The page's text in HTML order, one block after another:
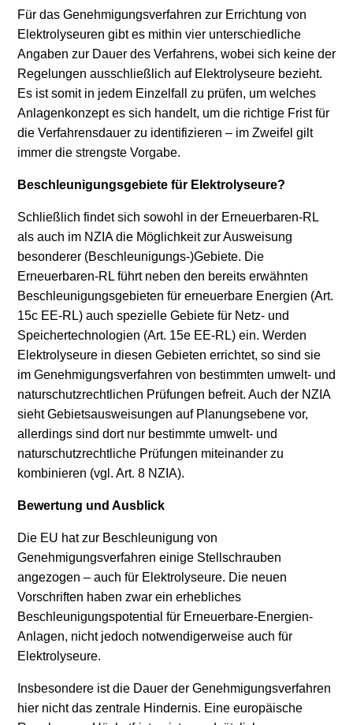
Für das Genehmigungsverfahren zur Errichtung von
Elektrolyseuren gibt es mithin vier unterschiedliche
Angaben zur Dauer des Verfahrens, wobei sich keine der
Regelungen ausschließlich auf Elektrolyseure bezieht.
Es ist somit in jedem Einzelfall zu prüfen, um welches
Anlagenkonzept es sich handelt, um die richtige Frist für
die Verfahrensdauer zu identifizieren – im Zweifel gilt
immer die strengste Vorgabe.
Beschleunigungsgebiete für Elektrolyseure?
Schließlich findet sich sowohl in der Erneuerbaren-RL
als auch im NZIA die Möglichkeit zur Ausweisung
besonderer (Beschleunigungs-)Gebiete. Die
Erneuerbaren-RL führt neben den bereits erwähnten
Beschleunigungsgebieten für erneuerbare Energien (Art.
15c EE-RL) auch spezielle Gebiete für Netz- und
Speichertechnologien (Art. 15e EE-RL) ein. Werden
Elektrolyseure in diesen Gebieten errichtet, so sind sie
im Genehmigungsverfahren von bestimmten umwelt- und
naturschutzrechtlichen Prüfungen befreit. Auch der NZIA
sieht Gebietsausweisungen auf Planungsebene vor,
allerdings sind dort nur bestimmte umwelt- und
naturschutzrechtliche Prüfungen miteinander zu
kombinieren (vgl. Art. 8 NZIA).
Bewertung und Ausblick
Die EU hat zur Beschleunigung von
Genehmigungsverfahren einige Stellschrauben
angezogen – auch für Elektrolyseure. Die neuen
Vorschriften haben zwar ein erhebliches
Beschleunigungspotential für Erneuerbare-Energien-
Anlagen, nicht jedoch notwendigerweise auch für
Elektrolyseure.
Insbesondere ist die Dauer der Genehmigungsverfahren
hier nicht das zentrale Hindernis. Eine europäische